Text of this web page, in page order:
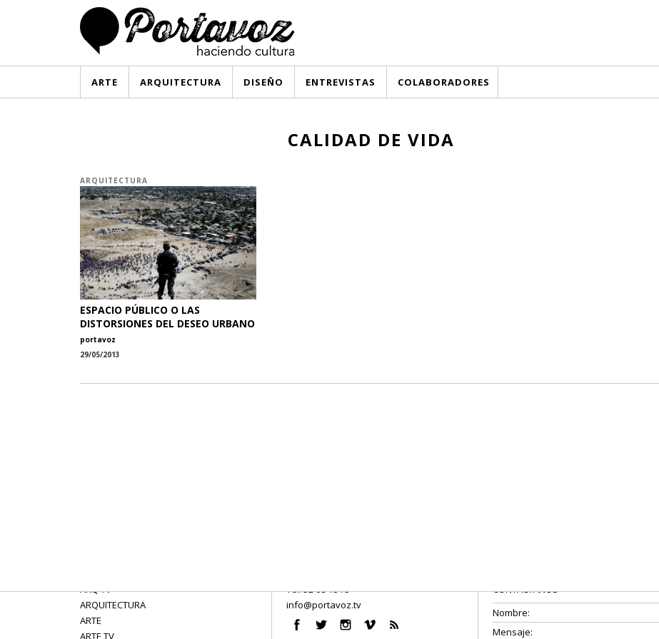
ARTE ARQUITECTURA DISEÑO ENTREVISTAS COLABORADORES
CALIDAD DE VIDA
ARQUITECTURA
ESPACIO PÚBLICO O LAS
DISTORSIONES DEL DESEO URBANO
portavoz
29/05/2013
ARQ TV
ARQUITECTURA
ARTE
ARTE TV
Tel: 52 08 18 75
info@portavoz.tv
CONTÁCTANOS